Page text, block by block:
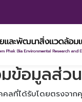
มข้อมูลส่ว
คคลที่ได้รับโดยตรงจ